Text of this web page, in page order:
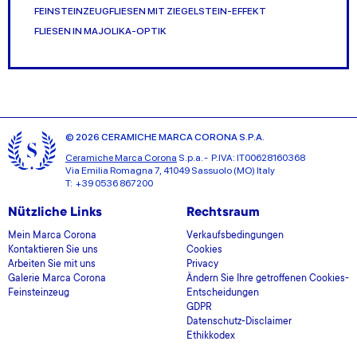
FEINSTEINZEUGFLIESEN MIT ZIEGELSTEIN-EFFEKT
FLIESEN IN MAJOLIKA-OPTIK
© 2026 CERAMICHE MARCA CORONA S.P.A.
Ceramiche Marca Corona S.p.a. - P.IVA: IT00628160368
Via Emilia Romagna 7, 41049 Sassuolo (MO) Italy
T: +39 0536 867200
Nützliche Links
Mein Marca Corona
Kontaktieren Sie uns
Arbeiten Sie mit uns
Galerie Marca Corona
Feinsteinzeug
Rechtsraum
Verkaufsbedingungen
Cookies
Privacy
Ändern Sie Ihre getroffenen Cookies-
Entscheidungen
GDPR
Datenschutz-Disclaimer
Ethikkodex